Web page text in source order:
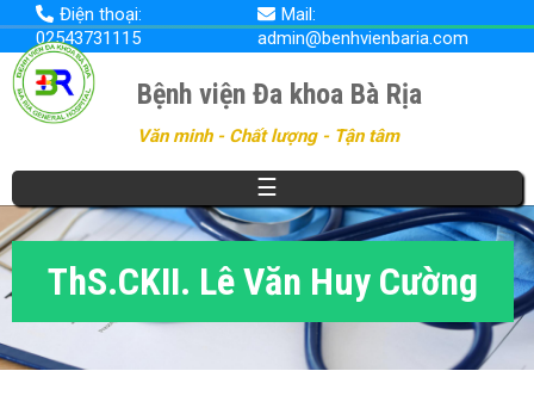
Nhảy
đến
nội
dung
Điện thoại:
02543731115
Mail:
admin@benhvienbaria.com
Bệnh viện Đa khoa Bà Rịa
Văn minh - Chất lượng - Tận tâm
☰
ThS.CKII. Lê Văn Huy Cường